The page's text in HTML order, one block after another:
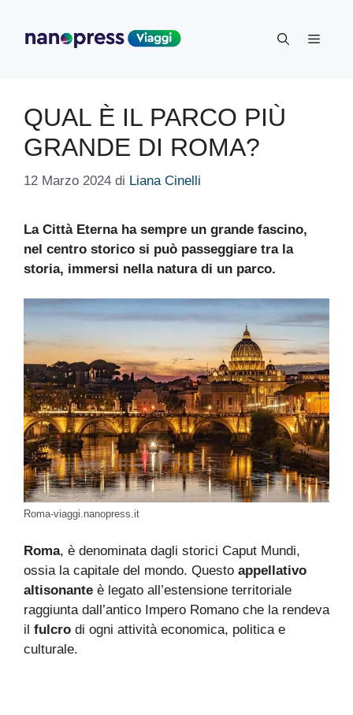
contenuto
Menu
QUAL È IL PARCO PIÙ
GRANDE DI ROMA?
12 Marzo 2024 di Liana Cinelli
La Città Eterna ha sempre un grande fascino,
nel centro storico si può passeggiare tra la
storia, immersi nella natura di un parco.
Roma-viaggi.nanopress.it
Roma, è denominata dagli storici Caput Mundi,
ossia la capitale del mondo. Questo appellativo
altisonante è legato all’estensione territoriale
raggiunta dall’antico Impero Romano che la rendeva
il fulcro di ogni attività economica, politica e
culturale.